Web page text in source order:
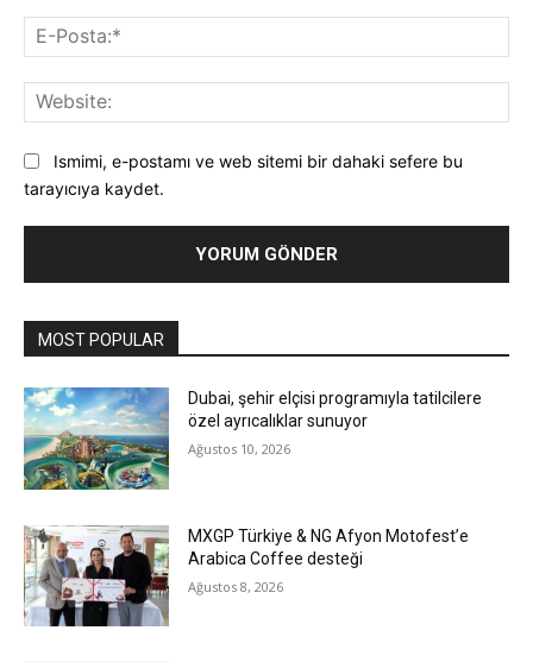
Ismimi, e-postamı ve web sitemi bir dahaki sefere bu
tarayıcıya kaydet.
MOST POPULAR
Dubai, şehir elçisi programıyla tatilcilere
özel ayrıcalıklar sunuyor
Ağustos 10, 2026
MXGP Türkiye & NG Afyon Motofest’e
Arabica Coffee desteği
Ağustos 8, 2026